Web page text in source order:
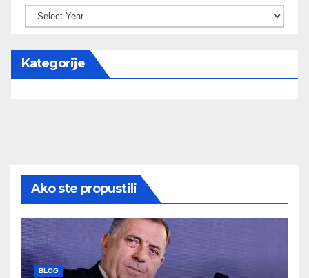
Kategorije
Ako ste propustili
BLOG